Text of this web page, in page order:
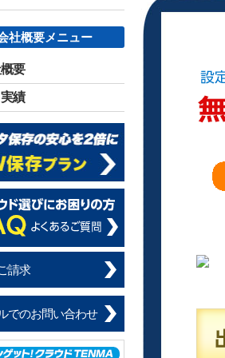
社概要メニュー
要
績
請求
でのお問い合わせ